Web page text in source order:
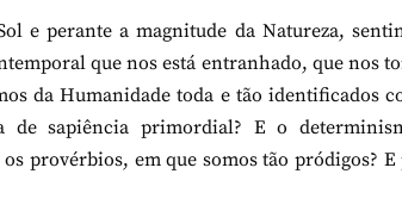
e perante a magnitude da Natureza,
que nos está entranhado, que nos
da Humanidade toda e tão identificados
de sapiência primordial? E o
provérbios, em que somos tão pródigos?